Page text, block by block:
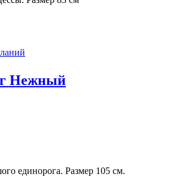
Нежный
единорога. Размер 105 см.